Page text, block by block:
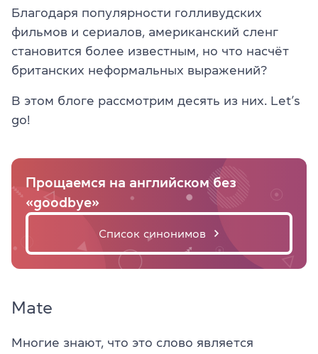
Благодаря популярности голливудских
фильмов и сериалов, американский сленг
становится более известным, но что насчёт
британских неформальных выражений?
В этом блоге рассмотрим десять из них. Let’s
go!
Прощаемся на английском без
«goodbye»
Список синонимов
Mate
Многие знают, что это слово является